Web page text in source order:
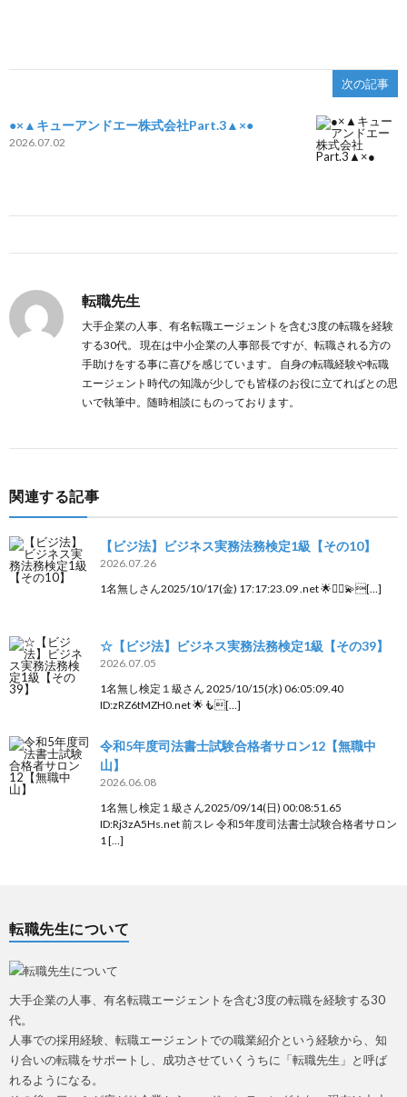
次の記事
●×▲キューアンドエー株式会社Part.3▲×●
2026.07.02
転職先生
大手企業の人事、有名転職エージェントを含む3度の転職を経験
する30代。 現在は中小企業の人事部長ですが、転職される方の
手助けをする事に喜びを感じています。 自身の転職経験や転職
エージェント時代の知識が少しでも皆様のお役に立てればとの思
いで執筆中。随時相談にものっております。
関連する記事
【ビジ法】ビジネス実務法務検定1級【その10】
2026.07.26
1名無しさん2025/10/17(金) 17:17:23.09 .net 🌟🧜‍♀💫[…]
☆【ビジ法】ビジネス実務法務検定1級【その39】
2026.07.05
1名無し検定１級さん 2025/10/15(水) 06:05:09.40
ID:zRZ6tMZH0.net 🌟🧜[…]
令和5年度司法書士試験合格者サロン12【無職中
山】
2026.06.08
1名無し検定１級さん2025/09/14(日) 00:08:51.65
ID:Rj3zA5Hs.net 前スレ 令和5年度司法書士試験合格者サロン
1 […]
転職先生について
大手企業の人事、有名転職エージェントを含む3度の転職を経験する30
代。
人事での採用経験、転職エージェントでの職業紹介という経験から、知
り合いの転職をサポートし、成功させていくうちに「転職先生」と呼ば
れるようになる。